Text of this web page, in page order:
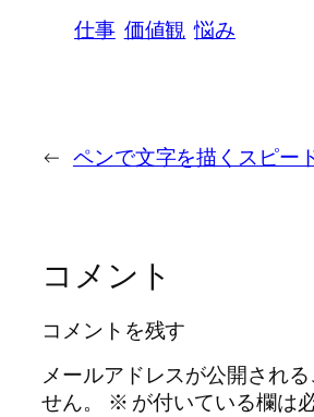
仕事 価値観 悩み
← ペンで文字を描くスピー
コメント
コメントを残す
メールアドレスが公開され
せん。
※ が付いている欄は